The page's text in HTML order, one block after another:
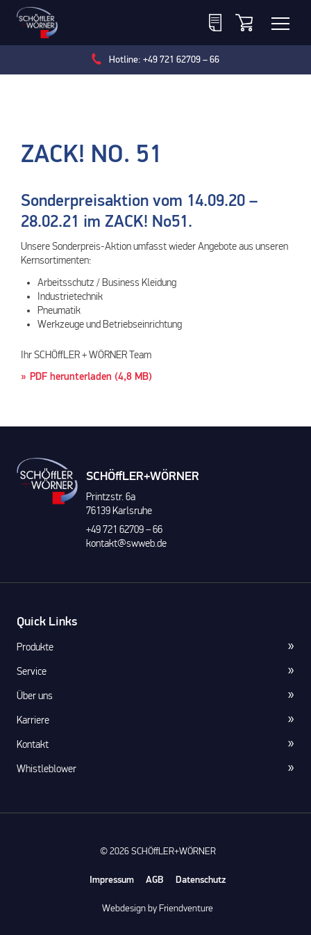
Hotline: +49 721 62709 – 66
ZACK! NO. 51
Sonderpreisaktion vom 14.09.20 –
28.02.21 im ZACK! No51.
Unsere Sonderpreis-Aktion umfasst wieder Angebote aus unseren
Kernsortimenten:
Arbeitsschutz / Business Kleidung
Industrietechnik
Pneumatik
Werkzeuge und Betriebseinrichtung
Ihr SCHÖffLER + WÖRNER Team
PDF herunterladen (4,8 MB)
SCHÖffLER+WÖRNER
Printzstr. 6a
76139 Karlsruhe
+49 721 62709 – 66
kontakt@swweb.de
Quick Links
Produkte
Service
Über uns
Karriere
Kontakt
Whistleblower
© 2026 SCHÖffLER+WÖRNER
Impressum AGB Datenschutz
Webdesign by Friendventure